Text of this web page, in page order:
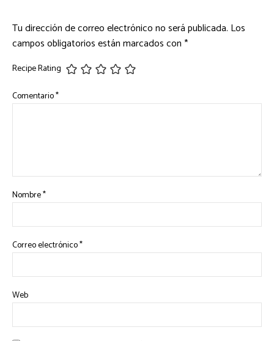
Tu dirección de correo electrónico no será publicada. Los
campos obligatorios están marcados con*
Recipe Rating
Comentario*
Nombre*
Correo electrónico*
Web